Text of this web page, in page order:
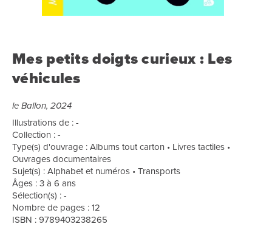
Mes petits doigts curieux : Les
véhicules
le Ballon, 2024
Illustrations de : -
Collection : -
Type(s) d'ouvrage : Albums tout carton • Livres tactiles •
Ouvrages documentaires
Sujet(s) : Alphabet et numéros • Transports
Âges : 3 à 6 ans
Sélection(s) : -
Nombre de pages : 12
ISBN : 9789403238265